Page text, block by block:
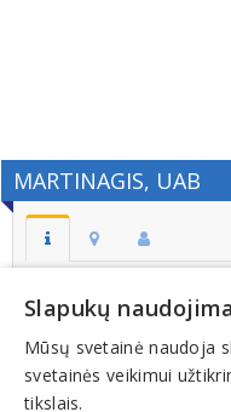
MARTINAGIS, UAB
Adresas:
ŠIAULIAI
Kodas:
145904815
Slapukų
Mūsų svetainė naudoja
svetainės veikimui
tikslais.